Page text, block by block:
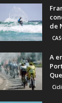
de
A